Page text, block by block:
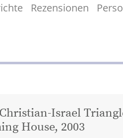
Rezensionen
Israel
House, 2003